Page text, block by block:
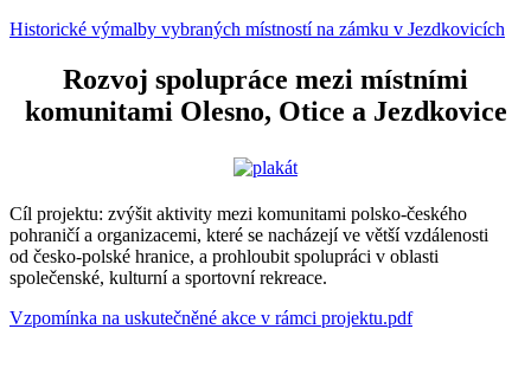
Historické výmalby vybraných místností na zámku v Jezdkovicích
Rozvoj spolupráce mezi místními
komunitami Olesno, Otice a Jezdkovice
Cíl projektu: zvýšit aktivity mezi komunitami polsko-českého
pohraničí a organizacemi, které se nacházejí ve větší vzdálenosti
od česko-polské hranice, a prohloubit spolupráci v oblasti
společenské, kulturní a sportovní rekreace.
Vzpomínka na uskutečněné akce v rámci projektu.pdf